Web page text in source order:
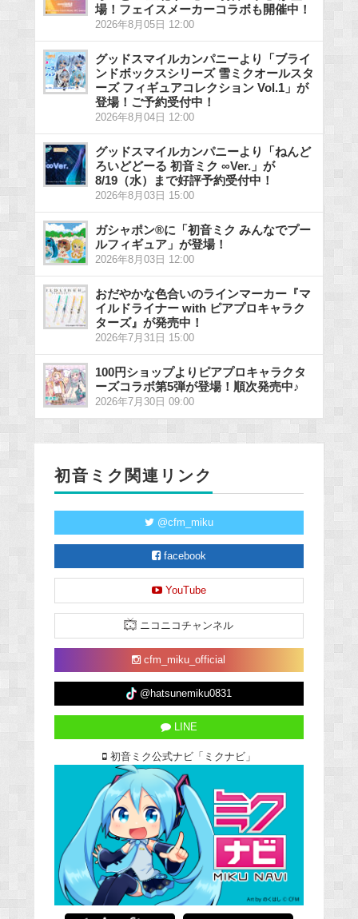
場！フェイスメーカーコラボも開催中！
2026年8月05日 12:00
グッドスマイルカンパニーより「ブライ
ンドボックスシリーズ 雪ミクオールスタ
ーズ フィギュアコレクション Vol.1」が
登場！ご予約受付中！
2026年8月04日 12:00
グッドスマイルカンパニーより「ねんど
ろいどどーる 初音ミク ∞Ver.」が
8/19（水）まで好評予約受付中！
2026年8月03日 15:00
ガシャポン®に「初音ミク みんなでプー
ルフィギュア」が登場！
2026年8月03日 12:00
おだやかな色合いのラインマーカー『マ
イルドライナー with ピアプロキャラク
ターズ』が発売中！
2026年7月31日 15:00
100円ショップよりピアプロキャラクタ
ーズコラボ第5弾が登場！順次発売中♪
2026年7月30日 09:00
初音ミク関連リンク
@cfm_miku
facebook
YouTube
ニコニコチャンネル
cfm_miku_official
@hatsunemiku0831
LINE
初音ミク公式ナビ「ミクナビ」